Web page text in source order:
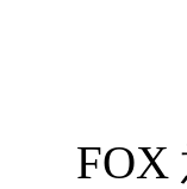
FOX